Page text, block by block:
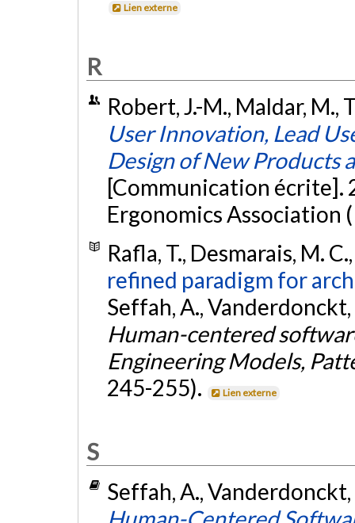
Lien externe
R
Robert, J.-M., Maldar, M.,
User Innovation, Lead
Design of New Products
[Communication écrite].
Ergonomics Association
Rafla, T., Desmarais, M.
refined paradigm for
Seffah, A., Vanderdonckt,
Human-centered
Engineering Models,
245-255).
Lien externe
S
Seffah, A.,